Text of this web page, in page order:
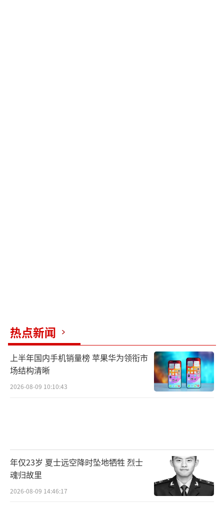
热点新闻
上半年国内手机销量榜 苹果华为领衔市
场结构清晰
2026-08-09 10:10:43
年仅23岁 夏士远空降时坠地牺牲 烈士
魂归故里
2026-08-09 14:46:17